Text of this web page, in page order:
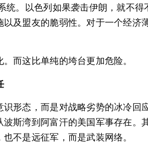
统。以色列如果袭击伊朗，就不
及盟友的脆弱性。对于一个经
而这比单纯的垮台更加危险。
形态，而是对战略劣势的冰冷
斯湾到阿富汗的美国军事存在
不是远征军，而是武装网络。